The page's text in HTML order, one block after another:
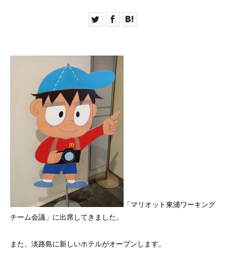
「マリオット東浦ワーキング
チーム会議」に出席してきました。
また、淡路島に新しいホテルがオープンします。